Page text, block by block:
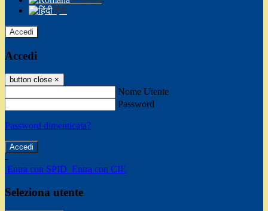
हिंदी
Accedi
Accedi
button close ×
Nome Utente
Password
Password dimenticata?
-
Entra con SPID Entra con CIE
Seleziona utente